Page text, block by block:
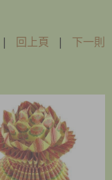
| 回上頁 | 下一則